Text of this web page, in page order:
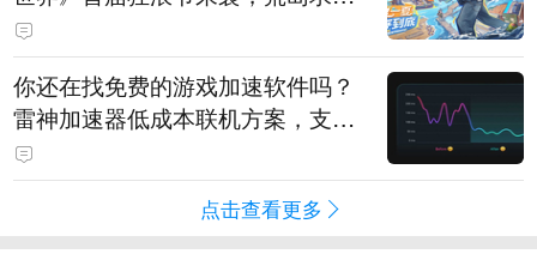
直播即将开启
你还在找免费的游戏加速软件吗？
雷神加速器低成本联机方案，支持
免费试用
点击查看更多